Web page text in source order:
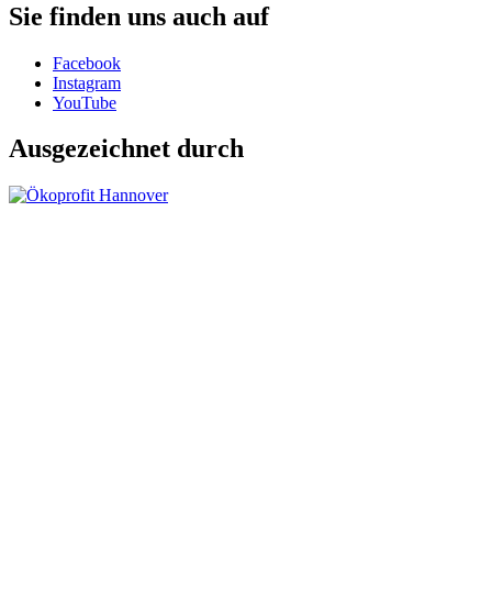
Sie finden uns auch auf
Facebook
Instagram
YouTube
Ausgezeichnet durch